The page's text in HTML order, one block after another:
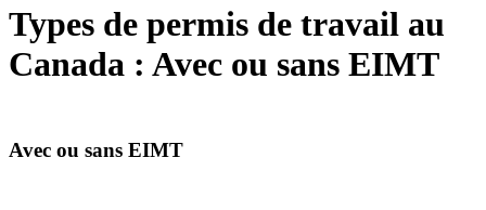
Types de permis de travail au
Canada : Avec ou sans EIMT
Avec ou sans EIMT